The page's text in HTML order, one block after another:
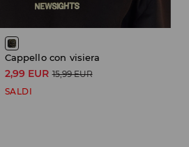
Cappello con visiera
2,99 EUR 15,99 EUR
SALDI